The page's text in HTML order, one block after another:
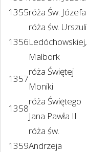
1355róża Św. Józefa
1356
róża św. Urszuli
Ledóchowskiej,
Malbork
1357
róża Świętej
Moniki
1358
róża Świętego
Jana Pawła II
1359
róża św.
Andrzeja